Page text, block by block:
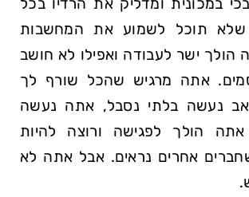
שלא תוכל לשמוע את המחשבות
ישר לעבודה ואפילו לא חושב
אתה מרגיש שהכל שורף לך
נעשה בלתי נסבל, אתה נעשה
הולך לפגישה ורוצה להיות
אחרים נראים. אבל אתה לא